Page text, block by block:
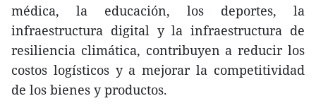
médica, la educación, los deportes, la
infraestructura digital y la infraestructura de
resiliencia climática, contribuyen a reducir los
costos logísticos y a mejorar la competitividad
de los bienes y productos.